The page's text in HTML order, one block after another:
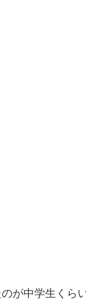
が中学生くら